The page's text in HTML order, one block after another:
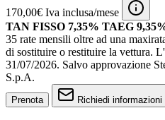
170,00€ Iva inclusa/mese
TAN FISSO 7,35% TAEG
35 rate mensili oltre ad una
di sostituire o restituire la vettura.
31/07/2026. Salvo approvazione
S.p.A.
Prenota Richiedi informazioni